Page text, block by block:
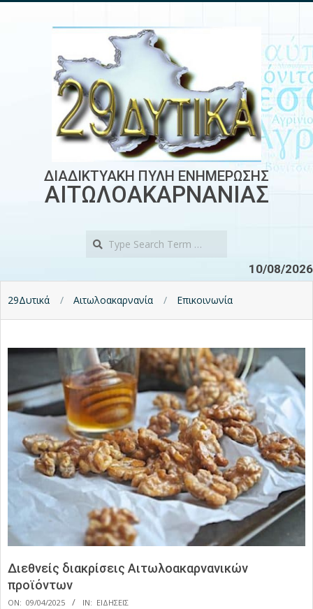
ΔΙΑΔΙΚΤΥΑΚΗ ΠΥΛΗ ΕΝΗΜΕΡΩΣΗΣ
ΑΙΤΩΛΟΑΚΑΡΝΑΝΙΑΣ
10/08/2026
29Δυτικά Αιτωλοακαρνανία Επικοινωνία
Διεθνείς διακρίσεις Αιτωλοακαρνανικών
προϊόντων
ON: 09/04/2025 IN: ΕΙΔΗΣΕΙΣ